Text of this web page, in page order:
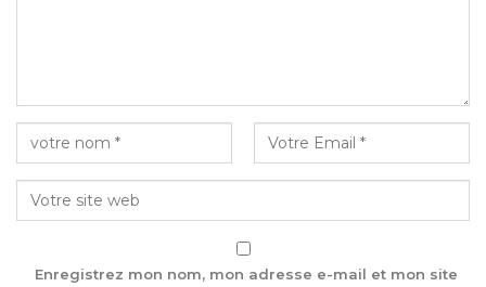
Enregistrez mon nom, mon adresse e-mail et mon site